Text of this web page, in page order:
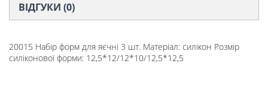
ВІДГУКИ (0)
20015 Набір форм для яєчні 3 шт. Матеріал: силікон Розмір
силіконової форми: 12,5*12/12*10/12,5*12,5